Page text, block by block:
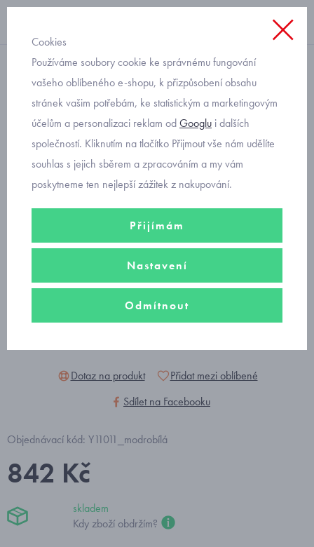
kraťasy
džínové kraťasy s laclem a
tričko Mayoral 1622-81
Dotaz na produkt
Přidat mezi oblíbené
Sdílet na Facebooku
Objednávací kód: Y11011_modrobílá
842 Kč
skladem
Kdy zboží obdržím?
Cookies
Používáme soubory cookie ke správnému fungování
vašeho oblíbeného e-shopu, k přizpůsobení obsahu
stránek vašim potřebám, ke statistickým a marketingovým
účelům a personalizaci reklam odGooglu i dalších
společností. Kliknutím na tlačítko Přijmout vše nám udělíte
souhlas s jejich sběrem a zpracováním a my vám
poskytneme ten nejlepší zážitek z nakupování.
Přijímám
Nastavení
Odmítnout